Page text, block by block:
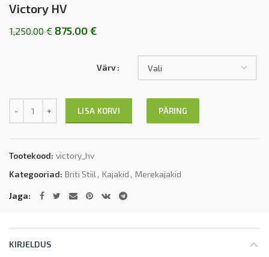
Victory HV
1,250.00€ 875.00€
Värv
LISA KORVI PÄRING
Tootekood: victory_hv
Kategooriad: Briti Stiil , Kajakid , Merekajakid
Jaga
KIRJELDUS